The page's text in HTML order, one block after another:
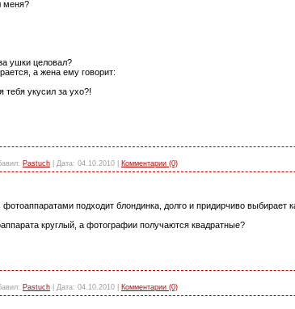
меня?
ушки целовал?
а жена ему говорит:
укусил за ухо?!
Pastuch Дата: 04.10.2010 Комментарии (0)
подходит блондинка, долго и придирчиво выбирает
круглый, а фотографии получаются квадратные?
Pastuch Дата: 04.10.2010 Комментарии (0)